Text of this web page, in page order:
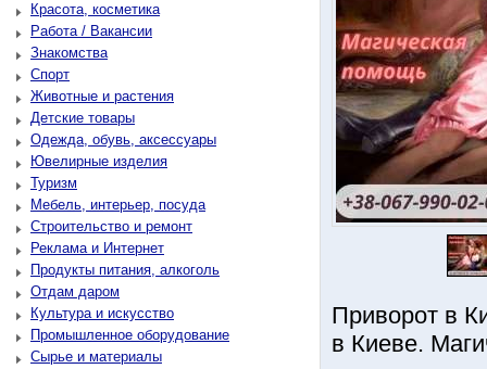
Красота, косметика
Работа / Вакансии
Знакомства
Спорт
Животные и растения
Детские товары
Одежда, обувь, аксессуары
Ювелирные изделия
Туризм
Мебель, интерьер, посуда
Строительство и ремонт
Реклама и Интернет
Продукты питания, алкоголь
Отдам даром
Культура и искусство
Промышленное оборудование
Сырье и материалы
Приворот в
в Киеве.